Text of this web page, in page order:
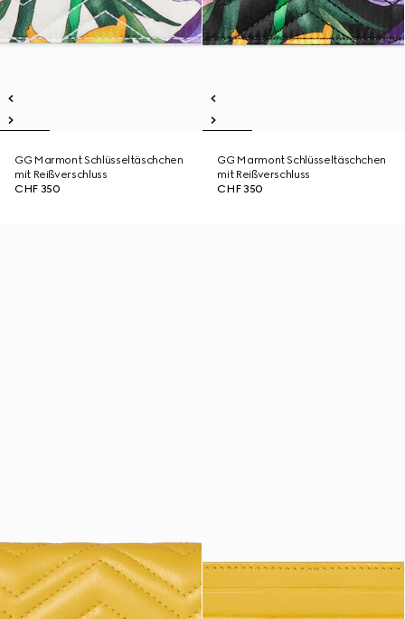
GG Marmont Schlüsseltäschchen
mit Reißverschluss
CHF 350
GG Marmont Schlüsseltäschchen
mit Reißverschluss
CHF 350